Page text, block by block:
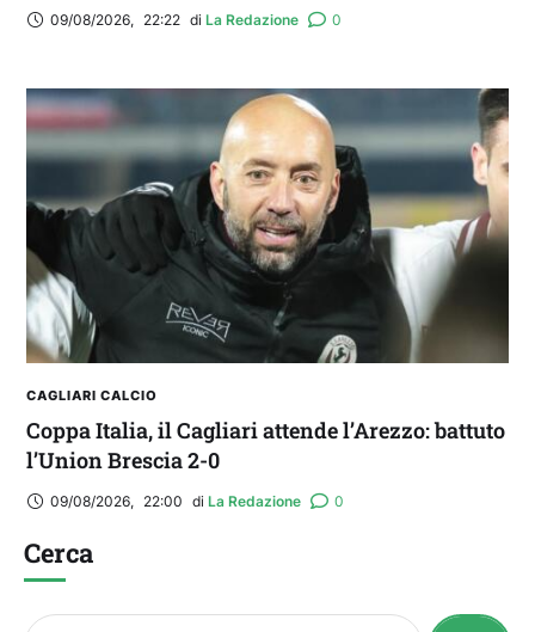
09/08/2026, 22:22 di La Redazione 0
CAGLIARI CALCIO
Coppa Italia, il Cagliari attende l’Arezzo: battuto
l’Union Brescia 2-0
09/08/2026, 22:00 di La Redazione 0
Cerca